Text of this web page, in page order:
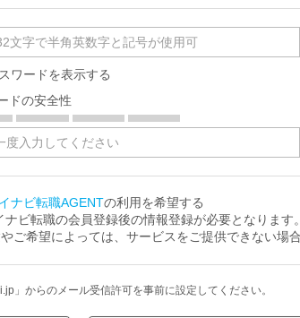
ワードを表示する
ドの安全性
ナビ転職AGENTの利用を希望する
ビ転職の会員登録後の情報登録が必要となります
ご希望によっては、サービスをご提供できない場
」からのメール受信許可を事前に設定してください。